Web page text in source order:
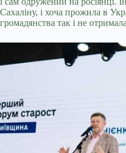
Сахаліну, і хоча прожила в
громадянства так і не